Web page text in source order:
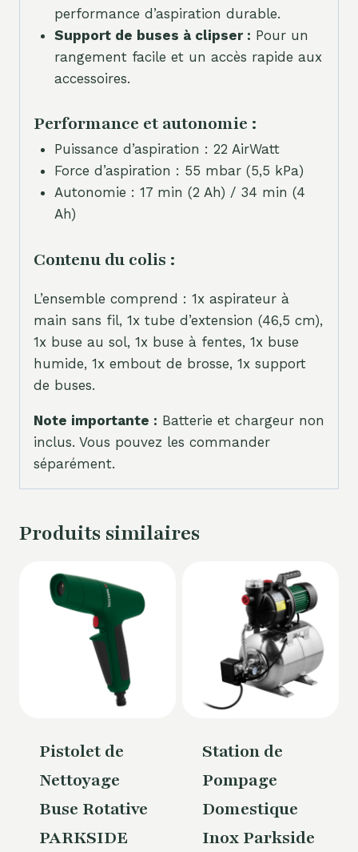
performance d’aspiration durable.
Support de buses à clipser : Pour un
rangement facile et un accès rapide aux
accessoires.
Performance et autonomie :
Puissance d’aspiration : 22 AirWatt
Force d’aspiration : 55 mbar (5,5 kPa)
Autonomie : 17 min (2 Ah) / 34 min (4
Ah)
Contenu du colis :
L’ensemble comprend : 1x aspirateur à
main sans fil, 1x tube d’extension (46,5 cm),
1x buse au sol, 1x buse à fentes, 1x buse
humide, 1x embout de brosse, 1x support
de buses.
Note importante : Batterie et chargeur non
inclus. Vous pouvez les commander
séparément.
Produits similaires
Pistolet de
Nettoyage
Buse Rotative
PARKSIDE
Station de
Pompage
Domestique
Inox Parkside